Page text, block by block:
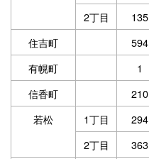
2丁目
135
住吉町
594
有幌町
1
信香町
210
若松
1丁目 294
2丁目
363